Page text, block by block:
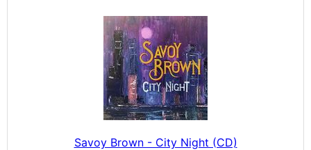
Savoy Brown - City Night (CD)